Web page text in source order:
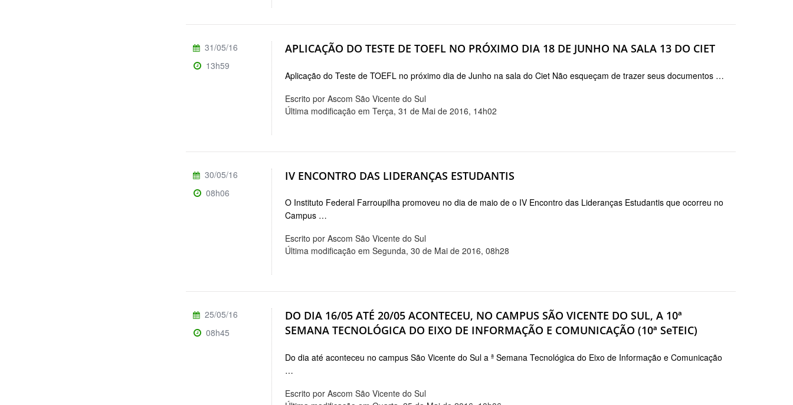
APLICAÇÃO DO TESTE DE TOEFL NO PRÓXIMO DIA 18 DE JUNHO NA SALA 13 DO CIET
Aplicação do Teste de TOEFL no próximo dia de Junho na sala do Ciet Não esqueçam de trazer seus documentos …
Escrito por Ascom São Vicente do Sul
Última modificação em Terça, 31 de Mai de 2016, 14h02
31/05/16
13h59
IV ENCONTRO DAS LIDERANÇAS ESTUDANTIS
O Instituto Federal Farroupilha promoveu no dia de maio de o IV Encontro das Lideranças Estudantis que ocorreu no
Campus …
Escrito por Ascom São Vicente do Sul
Última modificação em Segunda, 30 de Mai de 2016, 08h28
30/05/16
08h06
DO DIA 16/05 ATÉ 20/05 ACONTECEU, NO CAMPUS SÃO VICENTE DO SUL, A 10ª
SEMANA TECNOLÓGICA DO EIXO DE INFORMAÇÃO E COMUNICAÇÃO (10ª SeTEIC)
Do dia até aconteceu no campus São Vicente do Sul a ª Semana Tecnológica do Eixo de Informação e Comunicação
…
Escrito por Ascom São Vicente do Sul
25/05/16
08h45